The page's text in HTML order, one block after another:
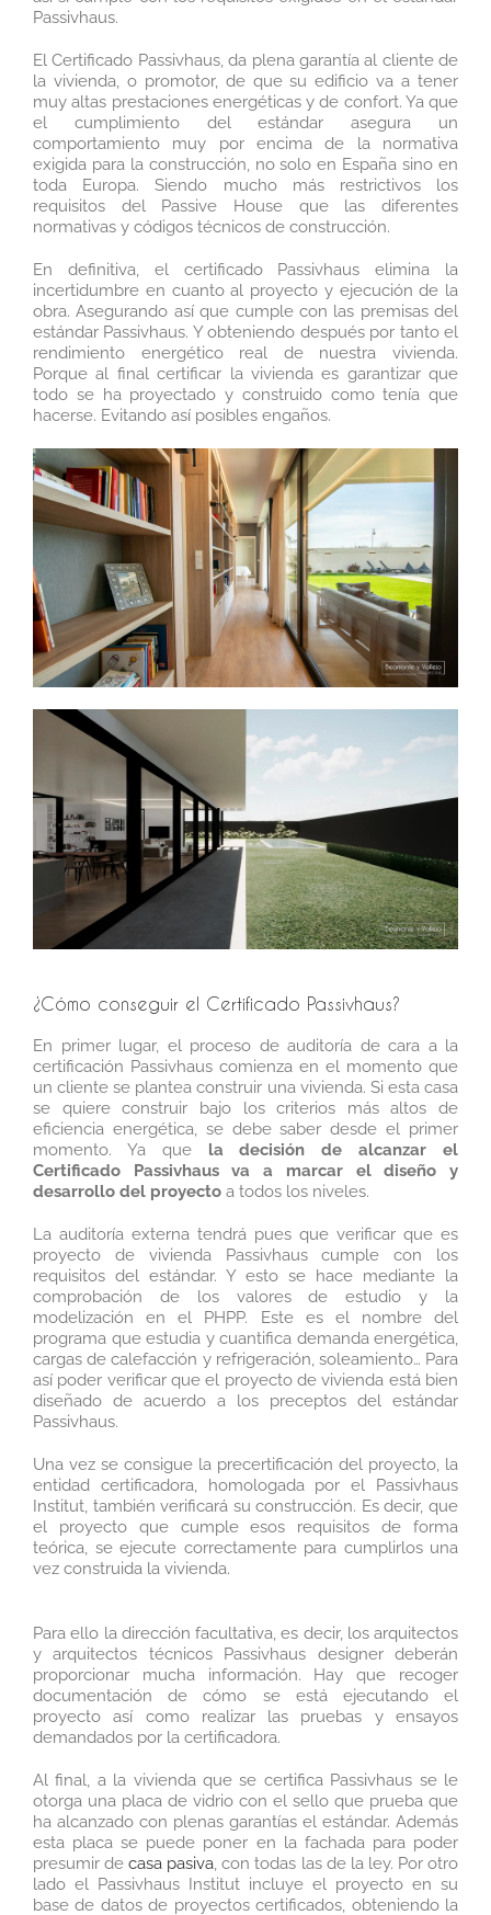
Passivhaus.
El Certificado Passivhaus, da plena garantía al cliente de
la vivienda, o promotor, de que su edificio va a tener
muy altas prestaciones energéticas y de confort. Ya que
el cumplimiento del estándar asegura un
comportamiento muy por encima de la normativa
exigida para la construcción, no solo en España sino en
toda Europa. Siendo mucho más restrictivos los
requisitos del Passive House que las diferentes
normativas y códigos técnicos de construcción.
En definitiva, el certificado Passivhaus elimina la
incertidumbre en cuanto al proyecto y ejecución de la
obra. Asegurando así que cumple con las premisas del
estándar Passivhaus. Y obteniendo después por tanto el
rendimiento energético real de nuestra vivienda.
Porque al final certificar la vivienda es garantizar que
todo se ha proyectado y construido como tenía que
hacerse. Evitando así posibles engaños.
¿Cómo conseguir el Certificado Passivhaus?
En primer lugar, el proceso de auditoría de cara a la
certificación Passivhaus comienza en el momento que
un cliente se plantea construir una vivienda. Si esta casa
se quiere construir bajo los criterios más altos de
eficiencia energética, se debe saber desde el primer
momento. Ya que la decisión de alcanzar el
Certificado Passivhaus va a marcar el diseño y
desarrollo del proyecto a todos los niveles.
La auditoría externa tendrá pues que verificar que es
proyecto de vivienda Passivhaus cumple con los
requisitos del estándar. Y esto se hace mediante la
comprobación de los valores de estudio y la
modelización en el PHPP. Este es el nombre del
programa que estudia y cuantifica demanda energética,
cargas de calefacción y refrigeración, soleamiento… Para
así poder verificar que el proyecto de vivienda está bien
diseñado de acuerdo a los preceptos del estándar
Passivhaus.
Una vez se consigue la precertificación del proyecto, la
entidad certificadora, homologada por el Passivhaus
Institut, también verificará su construcción. Es decir, que
el proyecto que cumple esos requisitos de forma
teórica, se ejecute correctamente para cumplirlos una
vez construida la vivienda.
Para ello la dirección facultativa, es decir, los arquitectos
y arquitectos técnicos Passivhaus designer deberán
proporcionar mucha información. Hay que recoger
documentación de cómo se está ejecutando el
proyecto así como realizar las pruebas y ensayos
demandados por la certificadora.
Al final, a la vivienda que se certifica Passivhaus se le
otorga una placa de vidrio con el sello que prueba que
ha alcanzado con plenas garantías el estándar. Además
esta placa se puede poner en la fachada para poder
presumir decasa pasiva, con todas las de la ley. Por otro
lado el Passivhaus Institut incluye el proyecto en su
base de datos de proyectos certificados, obteniendo la